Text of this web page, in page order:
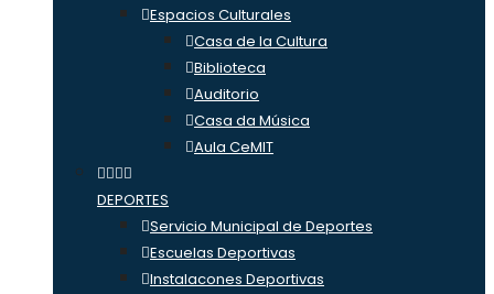
Espacios Culturales
Casa de la Cultura
Biblioteca
Auditorio
Casa da Música
Aula CeMIT
DEPORTES
Servicio Municipal de Deportes
Escuelas Deportivas
Instalacones Deportivas